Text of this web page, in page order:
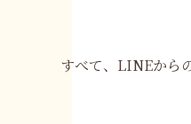
すべて、LINEから